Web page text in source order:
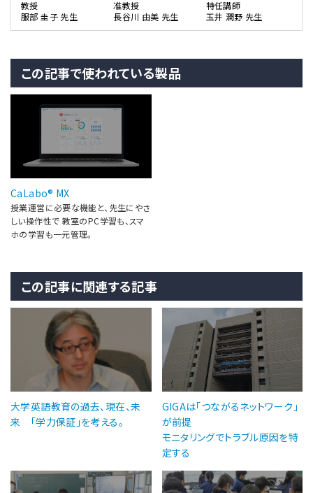
教授
服部 圭子 先生
准教授
長谷川 由美 先生
特任講師
玉井 潤野 先生
この記事で使われている製品
CaLabo® MX
授業運営に必要な機能と、先生にやさ
しい操作性で 教室のPC学習も、スマ
ホの学習も一元管理。
この記事に関連する記事
大学英語教育の過去、現在、未
来 「学力保証」を考える。
GIGAは「つながるネットワーク」
が前提
モニタリングでトラブル原因を特
定する